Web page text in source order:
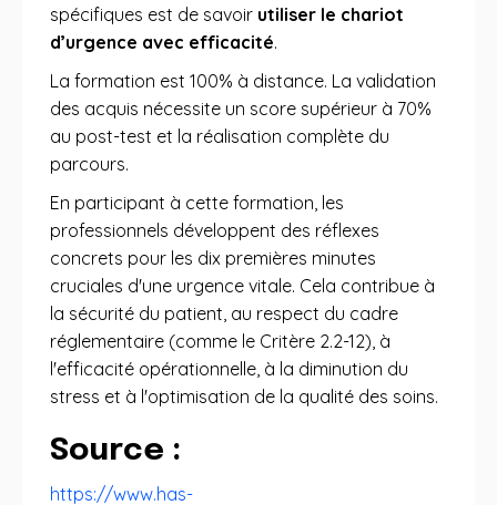
spécifiques est de savoir utiliser le chariot
d’urgence avec efficacité.
La formation est 100% à distance. La validation
des acquis nécessite un score supérieur à 70%
au post-test et la réalisation complète du
parcours.
En participant à cette formation, les
professionnels développent des réflexes
concrets pour les dix premières minutes
cruciales d'une urgence vitale. Cela contribue à
la sécurité du patient, au respect du cadre
réglementaire (comme le Critère 2.2-12), à
l'efficacité opérationnelle, à la diminution du
stress et à l'optimisation de la qualité des soins.
Source :
https://www.has-